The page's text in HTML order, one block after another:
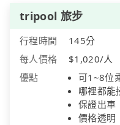
tripool 旅步
行程時間
145分
每人價格
$1,020/人
優點
可1~8位
哪裡都能
保證出車
價格透明